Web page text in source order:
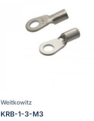
Weitkowitz
KRB-1-3-M3